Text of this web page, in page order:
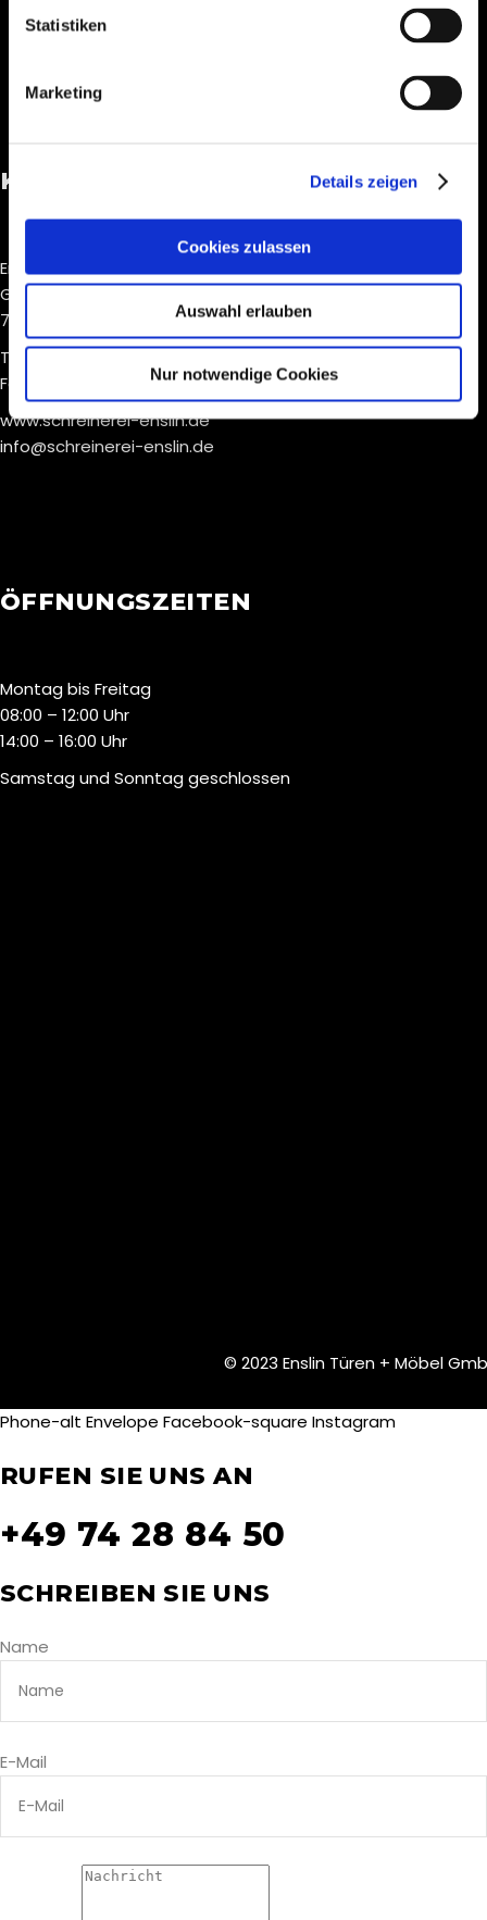
Statistiken
Marketing
Details zeigen
Cookies zulassen
Auswahl erlauben
Nur notwendige Cookies
KONTAKT
Enslin Türen + Möbel GmbH
Geislinger Str. 33
72348 Rosenfeld
Tel. +49 74 28 84 50
Fax +49 74 28 408 97-98
www.schreinerei-enslin.de
info@schreinerei-enslin.de
ÖFFNUNGSZEITEN
Montag bis Freitag
08:00 – 12:00 Uhr
14:00 – 16:00 Uhr
Samstag und Sonntag geschlossen
© 2023 Enslin Türen + Möbel
Phone-alt Envelope Facebook-square Instagram
RUFEN SIE UNS AN
+49 74 28 84 50
SCHREIBEN SIE UNS
Name
E-Mail